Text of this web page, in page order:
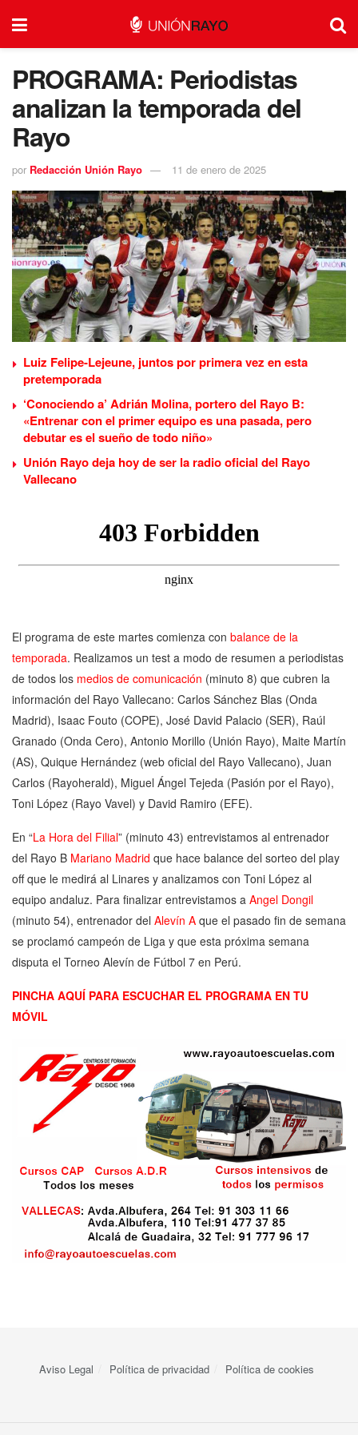
PROGRAMA: Periodistas
analizan la temporada del
Rayo
por Redacción Unión Rayo 11 de enero de 2025
Luiz Felipe-Lejeune, juntos por primera vez en esta
pretemporada
‘Conociendo a’ Adrián Molina, portero del Rayo B:
«Entrenar con el primer equipo es una pasada, pero
debutar es el sueño de todo niño»
Unión Rayo deja hoy de ser la radio oficial del Rayo
Vallecano
El programa de este martes comienza con balance de la
temporada. Realizamos un test a modo de resumen a periodistas
de todos los medios de comunicación (minuto 8) que cubren la
información del Rayo Vallecano: Carlos Sánchez Blas (Onda
Madrid), Isaac Fouto (COPE), José David Palacio (SER), Raúl
Granado (Onda Cero), Antonio Morillo (Unión Rayo), Maite Martín
(AS), Quique Hernández (web oficial del Rayo Vallecano), Juan
Carlos (Rayoherald), Miguel Ángel Tejeda (Pasión por el Rayo),
Toni López (Rayo Vavel) y David Ramiro (EFE).
En “La Hora del Filial” (minuto 43) entrevistamos al entrenador
del Rayo B Mariano Madrid que hace balance del sorteo del play
off que le medirá al Linares y analizamos con Toni López al
equipo andaluz. Para finalizar entrevistamos a Angel Dongil
(minuto 54), entrenador del Alevín A que el pasado fin de semana
se proclamó campeón de Liga y que esta próxima semana
disputa el Torneo Alevín de Fútbol 7 en Perú.
PINCHA AQUÍ PARA ESCUCHAR EL PROGRAMA EN TU
MÓVIL
Aviso Legal Política de privacidad Política de cookies